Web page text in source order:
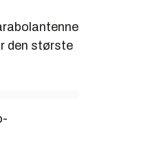
den største